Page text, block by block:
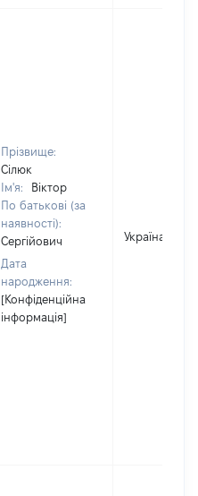
Прізвище:
Сілюк
Ім'я:
Віктор
По батькові (за
наявності):
Сергійович
Дата
народження:
[Конфіденційна
інформація]
Україна